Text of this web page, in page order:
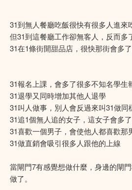
31到無人餐廳吃飯很快有很多人進來
但31到這餐廳工作卻無客人，反而多
31在1條街開甜品店，很快那街會多
31報名上課，會多了很多不知名學生
31退學又同時增加其他人退學
31叫人做事，別人會反過來叫31做同
31追1個無人追的女子，這女子會多
31喜歡一個男子，會使他人都喜歡那
31做直銷會吸引很多人跟他的上線
當閘門7有感覺想做什麼，身邊的閘
做了。